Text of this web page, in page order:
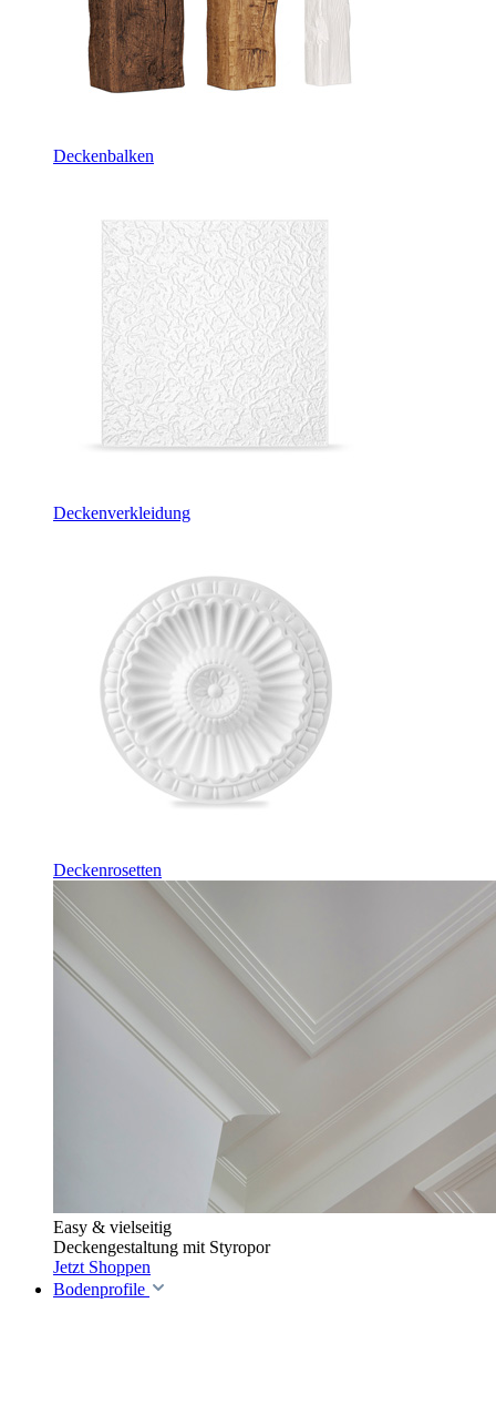
Deckenbalken
Deckenverkleidung
Deckenrosetten
Easy & vielseitig
Deckengestaltung mit Styropor
Jetzt Shoppen
Bodenprofile